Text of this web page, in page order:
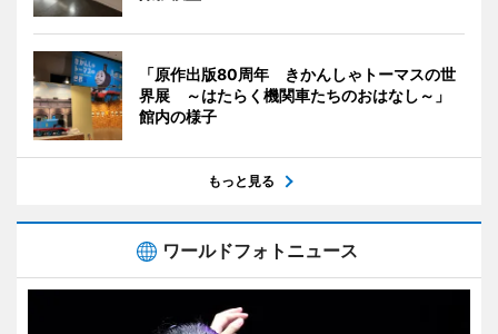
「原作出版80周年 きかんしゃトーマスの世
界展 ～はたらく機関車たちのおはなし～」
館内の様子
もっと見る
ワールドフォトニュース